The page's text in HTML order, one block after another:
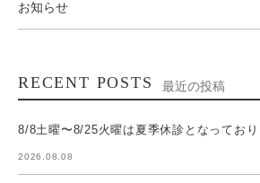
お知らせ
RECENT POSTS 最近の投稿
8/8土曜〜8/25火曜は夏季休診となっており
2026.08.08